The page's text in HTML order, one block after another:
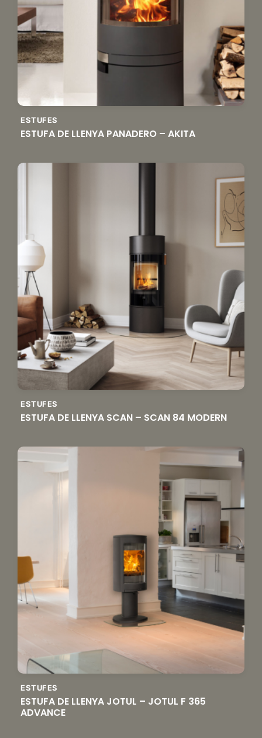
ESTUFES
ESTUFA DE LLENYA PANADERO – AKITA
ESTUFES
ESTUFA DE LLENYA SCAN – SCAN 84 MODERN
ESTUFES
ESTUFA DE LLENYA JOTUL – JOTUL F 365
ADVANCE